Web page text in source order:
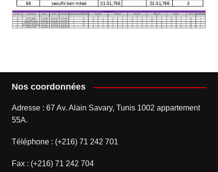
Nos coordonnées
Adresse : 67 Av. Alain Savary, Tunis 1002 appartement
55A.
Téléphone : (+216) 71 242 701
Fax : (+216) 71 242 704